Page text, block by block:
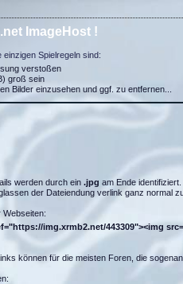
ImageHost !
Spielregeln sind:
verstoßen
groß sein
Bilder einzusehen und ggf. zu entfernen...
werden durch ein .jpg am Ende identifiziert.
der Dateiendung verlink ganz normal
Webseiten:
img.xrmb2.net/443309"><img
können für die meisten Foren, die